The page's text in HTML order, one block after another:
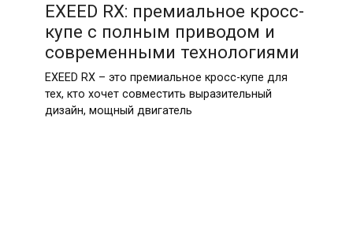
EXEED RX: премиальное кросс-
купе с полным приводом и
современными технологиями
EXEED RX – это премиальное кросс-купе для
тех, кто хочет совместить выразительный
дизайн, мощный двигатель